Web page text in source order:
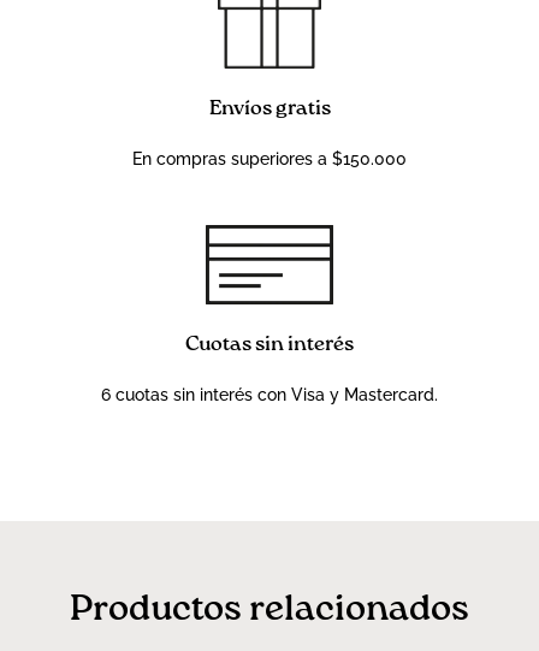
Envíos gratis
En compras superiores a $150.000
Cuotas sin interés
6 cuotas sin interés con Visa y Mastercard.
Productos relacionados